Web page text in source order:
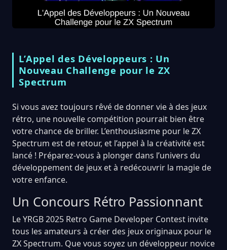
L’Appel des Développeurs : Un
Nouveau Challenge pour le ZX
Spectrum
Si vous avez toujours rêvé de donner vie à des jeux
rétro, une nouvelle compétition pourrait bien être
votre chance de briller. L’enthousiasme pour le ZX
Spectrum est de retour, et l’appel à la créativité est
lancé ! Préparez-vous à plonger dans l’univers du
développement de jeux et à redécouvrir la magie de
votre enfance.
Un Concours Rétro Passionnant
Le YRGB 2025 Retro Game Developer Contest invite
tous les amateurs à créer des jeux originaux pour le
ZX Spectrum. Que vous soyez un développeur novice